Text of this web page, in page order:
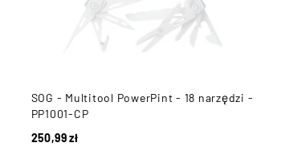
SOG - Multitool PowerPint - 18 narzędzi -
PP1001-CP
250,99zł